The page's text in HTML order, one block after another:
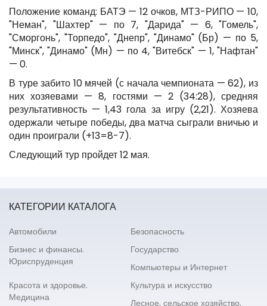
Положение команд: БАТЭ — 12 очков, МТЗ-РИПО — 10,
"Неман", "Шахтер" — по 7, "Дарида" — 6, "Гомель",
"Сморгонь", "Торпедо", "Днепр", "Динамо" (Бр) — по 5,
"Минск", "Динамо" (Мн) — по 4, "Витебск" — 1, "Нафтан"
— 0.
В туре забито 10 мячей (с начала чемпионата — 62), из
них хозяевами — 8, гостями — 2 (34:28), средняя
результативность — 1,43 гола за игру (2,21). Хозяева
одержали четыре победы, два матча сыграли вничью и
один проиграли (+13=8-7).
Следующий тур пройдет 12 мая.
КАТЕГОРИИ КАТАЛОГА
Автомобили
Безопасность
Бизнес и финансы.
Юриспруденция
Государство
Компьютеры и Интернет
Красота и здоровье.
Медицина
Культура и искусство
Лесное, сельское хозяйство,